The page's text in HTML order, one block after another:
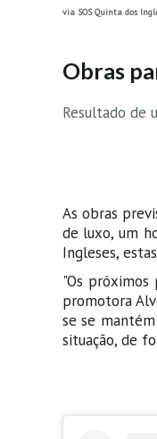
via SOS Quinta dos
Obras
Resultado de
As obras
de luxo, um
Ingleses,
"Os próximos
promotora
se se
situação, de